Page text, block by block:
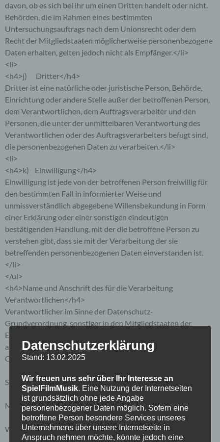
davon, ob es sich bei ihr um einen Dritten handelt oder nicht.
Behörden, die im Rahmen eines bestimmten
Untersuchungsauftrags nach dem Unionsrecht oder dem
Recht der Mitgliedstaaten möglicherweise personenbezogene
Daten erhalten, gelten jedoch nicht als Empfänger.</li>
<li>
<h4>j) Dritter</h4>
Dritter ist eine natürliche oder juristische Person, Behörde,
Einrichtung oder andere Stelle außer der betroffenen Person,
dem Verantwortlichen, dem Auftragsverarbeiter und den
Personen, die unter der unmittelbaren Verantwortung des
Verantwortlichen oder des Auftragsverarbeiters befugt sind,
die personenbezogenen Daten zu verarbeiten.</li>
<li>
<h4>k) Einwilligung</h4>
Einwilligung ist jede von der betroffenen Person freiwillig für
den bestimmten Fall in informierter Weise und
unmissverständlich abgegebene Willensbekundung in Form
einer Erklärung oder einer sonstigen eindeutigen
bestätigenden Handlung, mit der die betroffene Person zu
verstehen gibt, dass sie mit der Verarbeitung der sie
betreffenden personenbezogenen Daten einverstanden ist.
</li>
</ul>
<h4>Name und Anschrift des für die Verarbeitung
Verantwortlichen</h4>
Verantwortlicher im Sinne der Datenschutz-
Grundverordnung, sonstiger in den Mitgliedstaaten der
Europäischen Union geltenden Datenschutzgesetze und
anderer Bestimmungen mit datenschutzrechtlichem
Charakter ist die:
SpielFilmMusik
Markus Bassin
Wünsdorfer Str. 98
Datenschutzerklärung
Stand: 13.02.2025
Wir freuen uns sehr über Ihr Interesse an
SpielFilmMusik. Eine Nutzung der Internetseiten
ist grundsätzlich ohne jede Angabe
personenbezogener Daten möglich. Sofern eine
betroffene Person besondere Services unseres
Unternehmens über unsere Internetseite in
Anspruch nehmen möchte, könnte jedoch eine